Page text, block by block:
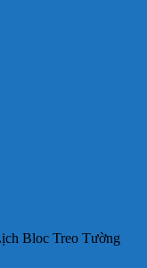
Bloc Treo Tường